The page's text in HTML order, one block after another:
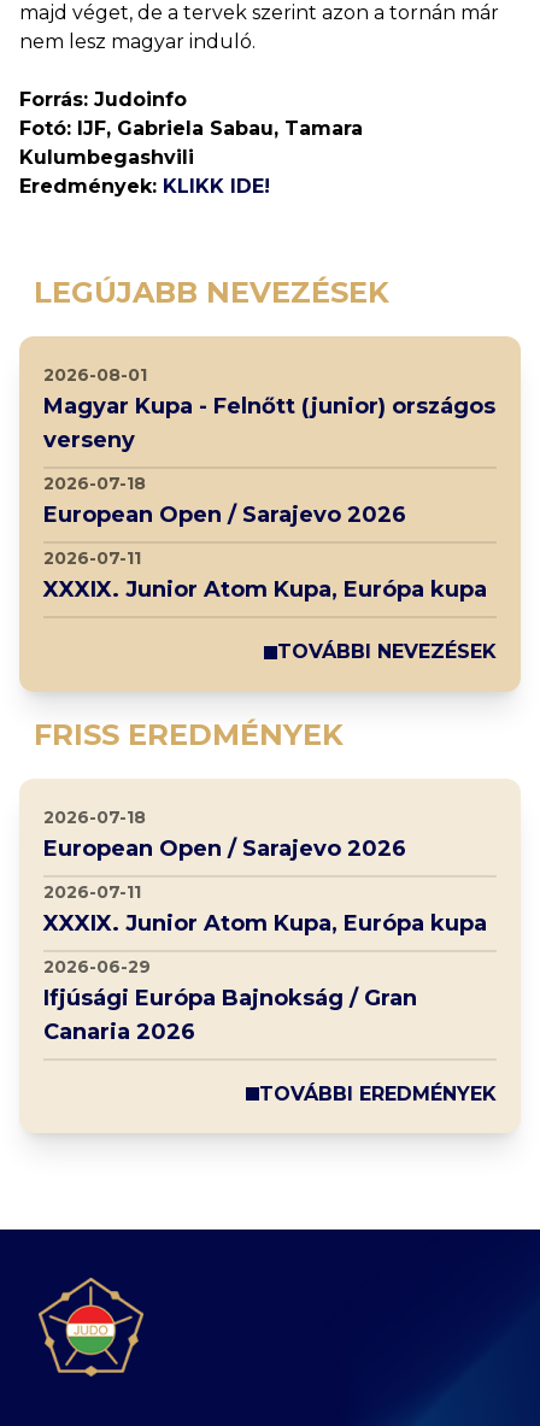
majd véget, de a tervek szerint azon a tornán már
nem lesz magyar induló.
Forrás: Judoinfo
Fotó: IJF, Gabriela Sabau, Tamara
Kulumbegashvili
Eredmények: KLIKK IDE!
LEGÚJABB NEVEZÉSEK
FRISS EREDMÉNYEK
2026-08-01
Magyar Kupa - Felnőtt (junior) országos
verseny
2026-07-18
European Open / Sarajevo 2026
2026-07-11
XXXIX. Junior Atom Kupa, Európa kupa
TOVÁBBI NEVEZÉSEK
2026-07-18
European Open / Sarajevo 2026
2026-07-11
XXXIX. Junior Atom Kupa, Európa kupa
2026-06-29
Ifjúsági Európa Bajnokság / Gran
Canaria 2026
TOVÁBBI EREDMÉNYEK